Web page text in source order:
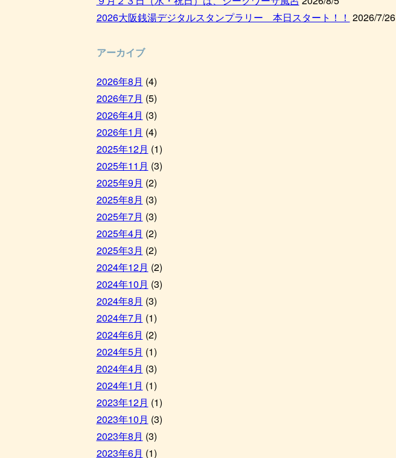
2026大阪銭湯デジタルスタンプラリー 本日スタート！！ 2026/7/26
アーカイブ
2026年8月 (4)
2026年7月 (5)
2026年4月 (3)
2026年1月 (4)
2025年12月 (1)
2025年11月 (3)
2025年9月 (2)
2025年8月 (3)
2025年7月 (3)
2025年4月 (2)
2025年3月 (2)
2024年12月 (2)
2024年10月 (3)
2024年8月 (3)
2024年7月 (1)
2024年6月 (2)
2024年5月 (1)
2024年4月 (3)
2024年1月 (1)
2023年12月 (1)
2023年10月 (3)
2023年8月 (3)
2023年6月 (1)